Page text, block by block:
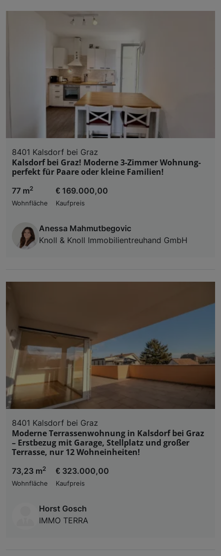
8401 Kalsdorf bei Graz
Kalsdorf bei Graz! Moderne 3-Zimmer Wohnung-
perfekt für Paare oder kleine Familien!
77 m2
Wohnfläche
€ 169.000,00
Kaufpreis
Anessa Mahmutbegovic
Knoll & Knoll Immobilientreuhand GmbH
8401 Kalsdorf bei Graz
Moderne Terrassenwohnung in Kalsdorf bei Graz
– Erstbezug mit Garage, Stellplatz und großer
Terrasse, nur 12 Wohneinheiten!
73,23 m2
Wohnfläche
€ 323.000,00
Kaufpreis
Horst Gosch
IMMO TERRA